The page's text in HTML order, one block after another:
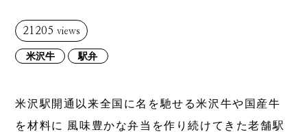
21205 views
米沢牛 駅弁
米沢駅開通以来全国に名を馳せる米沢牛や国産牛
を材料に 風味豊かな弁当を作り続けてきた老舗駅